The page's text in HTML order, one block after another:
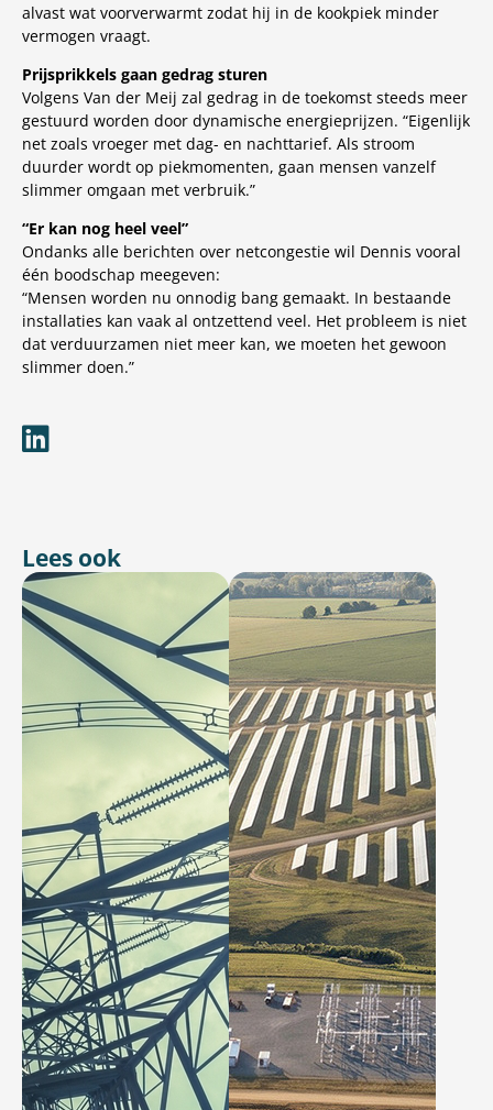
alvast wat voorverwarmt zodat hij in de kookpiek minder
vermogen vraagt.
Prijsprikkels gaan gedrag sturen
Volgens Van der Meij zal gedrag in de toekomst steeds meer
gestuurd worden door dynamische energieprijzen. “Eigenlijk
net zoals vroeger met dag- en nachttarief. Als stroom
duurder wordt op piekmomenten, gaan mensen vanzelf
slimmer omgaan met verbruik.”
“Er kan nog heel veel”
Ondanks alle berichten over netcongestie wil Dennis vooral
één boodschap meegeven:
“Mensen worden nu onnodig bang gemaakt. In bestaande
installaties kan vaak al ontzettend veel. Het probleem is niet
dat verduurzamen niet meer kan, we moeten het gewoon
slimmer doen.”
Lees ook